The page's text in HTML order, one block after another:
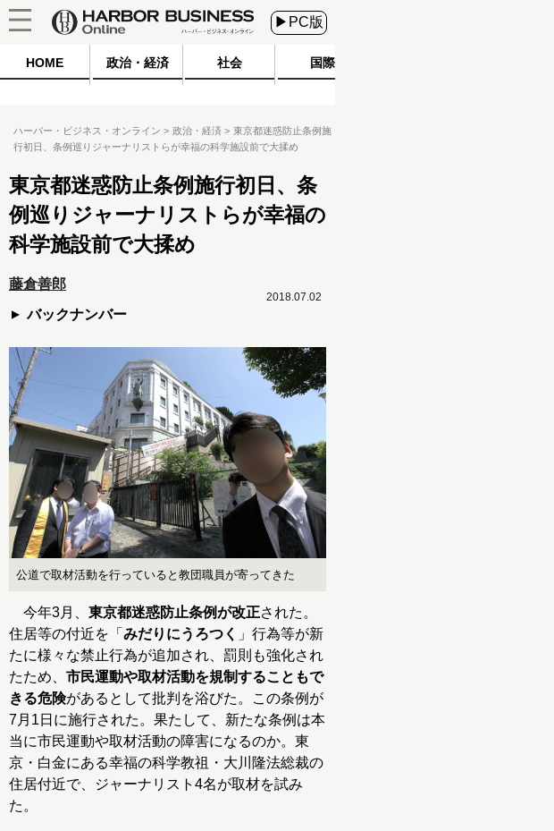
▶PC版
HOME 政治・経済 社会 国際
ハーバー・ビジネス・オンライン 政治・経済
東京都迷惑防止条例施
行初日、条例巡りジャーナリストらが幸福の科学施設前で大揉め
東京都迷惑防止条例施行初日、条
例巡りジャーナリストらが幸福の
科学施設前で大揉め
藤倉善郎
バックナンバー
2018.07.02
公道で取材活動を行っていると教団職員が寄ってきた
今年3月、 東京都迷惑防止条例が改正された。
住居等の付近を「 みだりにうろつく 」行為等が新
たに様々な禁止行為が追加され、罰則も強化され
たため、 市民運動や取材活動を規制することもで
きる危険があるとして批判を浴びた。この条例が
7月1日に施行された。果たして、新たな条例は本
当に市民運動や取材活動の障害になるのか。東
京・白金にある幸福の科学教祖・大川隆法総裁の
住居付近で、ジャーナリスト4名が取材を試み
た。